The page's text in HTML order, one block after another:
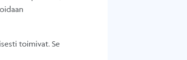
toimivat. Se